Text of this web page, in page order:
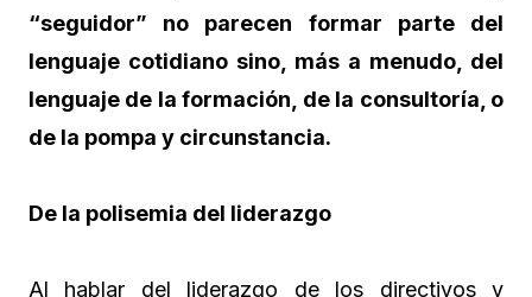
“seguidor” no parecen formar parte del
lenguaje cotidiano sino, más a menudo, del
lenguaje de la formación, de la consultoría, o
de la pompa y circunstancia.
De la polisemia del liderazgo
Al hablar del liderazgo de los directivos y